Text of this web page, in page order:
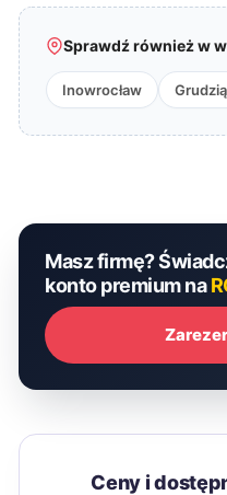
Sprawdź również w
Inowrocław
Masz firmę?
konto premium na
Ceny i